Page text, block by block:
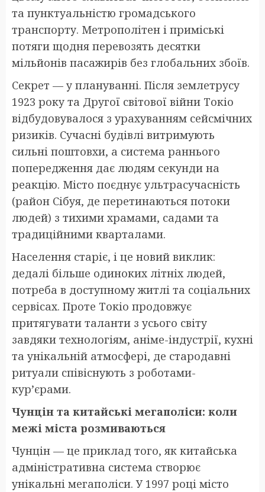
та пунктуальністю громадського
транспорту. Метрополітен і приміські
потяги щодня перевозять десятки
мільйонів пасажирів без глобальних збоїв.
Секрет — у плануванні. Після землетрусу
1923 року та Другої світової війни Токіо
відбудовувалося з урахуванням сейсмічних
ризиків. Сучасні будівлі витримують
сильні поштовхи, а система раннього
попередження дає людям секунди на
реакцію. Місто поєднує ультрасучасність
(район Сібуя, де перетинаються потоки
людей) з тихими храмами, садами та
традиційними кварталами.
Населення старіє, і це новий виклик:
дедалі більше одиноких літніх людей,
потреба в доступному житлі та соціальних
сервісах. Проте Токіо продовжує
притягувати таланти з усього світу
завдяки технологіям, аніме-індустрії, кухні
та унікальній атмосфері, де стародавні
ритуали співіснують з роботами-
кур’єрами.
Чунцін та китайські мегаполіси: коли
межі міста розмиваються
Чунцін — це приклад того, як китайська
адміністративна система створює
унікальні мегаполіси. У 1997 році місто